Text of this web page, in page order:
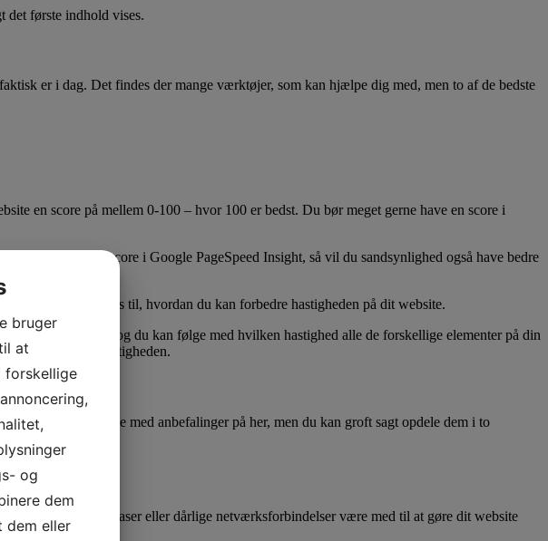
det første indhold vises.
er i dag. Det findes der mange værktøjer, som kan hjælpe dig med, men to af de bedste
en score på mellem 0-100 – hvor 100 er bedst. Du bør meget gerne have en score i
du får en god score i Google PageSpeed Insight, så vil du sandsynlighed også have bedre
helt konkrete tips til, hvordan du kan forbedre hastigheden på dit website.
din webserver og du kan følge med hvilken hastighed alle de forskellige elementer på din
flaskehalse i hastigheden.
og komme med anbefalinger på her, men du kan groft sagt opdele dem i to
langsomme databaser eller dårlige netværksforbindelser være med til at gøre dit website
bruger
at
forskellige
og
dem
dem eller